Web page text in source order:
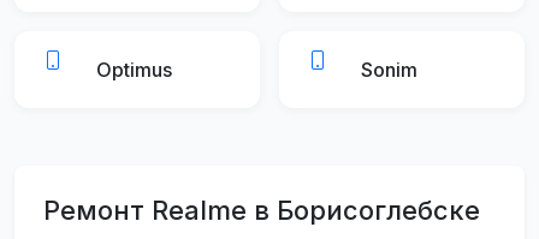
Optimus Sonim
Ремонт Realme в Борисоглебске